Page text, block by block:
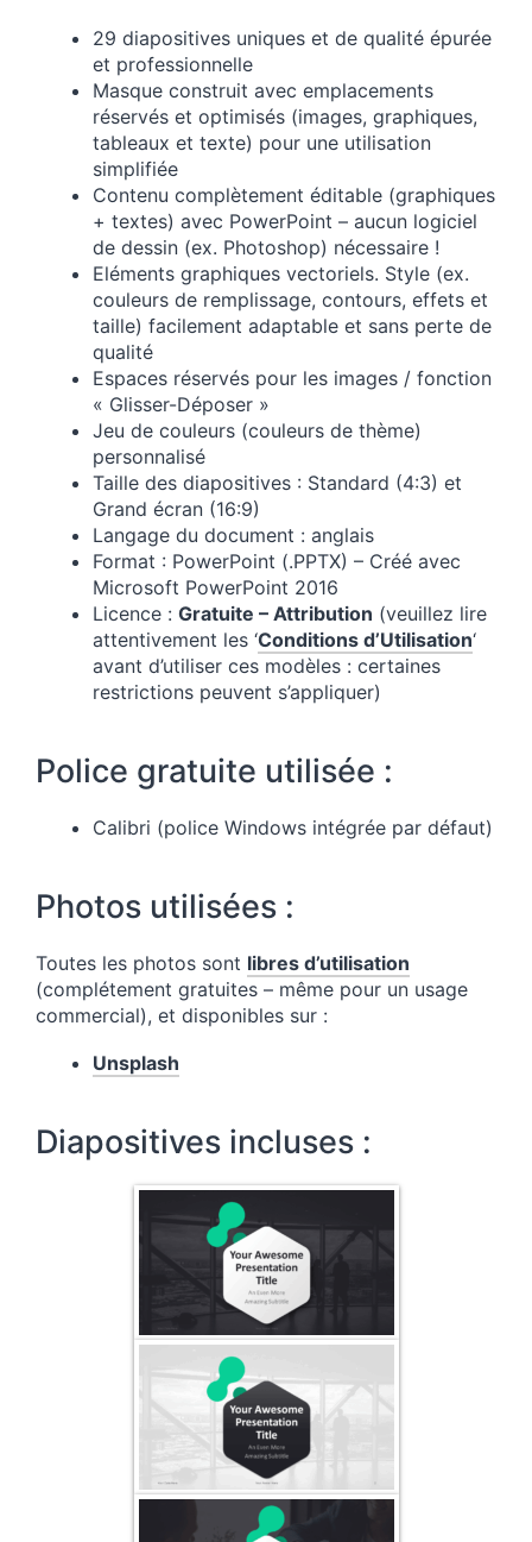
29 diapositives uniques et de qualité épurée
et professionnelle
Masque construit avec emplacements
réservés et optimisés (images, graphiques,
tableaux et texte) pour une utilisation
simplifiée
Contenu complètement éditable (graphiques
+ textes) avec PowerPoint – aucun logiciel
de dessin (ex. Photoshop) nécessaire !
Eléments graphiques vectoriels. Style (ex.
couleurs de remplissage, contours, effets et
taille) facilement adaptable et sans perte de
qualité
Espaces réservés pour les images / fonction
« Glisser-Déposer »
Jeu de couleurs (couleurs de thème)
personnalisé
Taille des diapositives : Standard (4:3) et
Grand écran (16:9)
Langage du document : anglais
Format : PowerPoint (.PPTX) – Créé avec
Microsoft PowerPoint 2016
Licence : Gratuite – Attribution (veuillez lire
attentivement les ‘Conditions d’Utilisation‘
avant d’utiliser ces modèles : certaines
restrictions peuvent s’appliquer)
Police gratuite utilisée :
Calibri (police Windows intégrée par défaut)
Photos utilisées :
Toutes les photos sont libres d’utilisation
(complétement gratuites – même pour un usage
commercial), et disponibles sur :
Unsplash
Diapositives incluses :